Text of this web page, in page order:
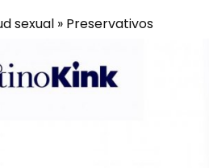
sexual » Preservativos